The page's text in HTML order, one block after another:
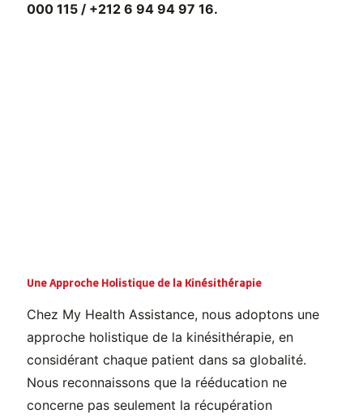
000 115 / +212 6 94 94 97 16.
Une Approche Holistique de la Kinésithérapie
Chez My Health Assistance, nous adoptons une
approche holistique de la kinésithérapie, en
considérant chaque patient dans sa globalité.
Nous reconnaissons que la rééducation ne
concerne pas seulement la récupération